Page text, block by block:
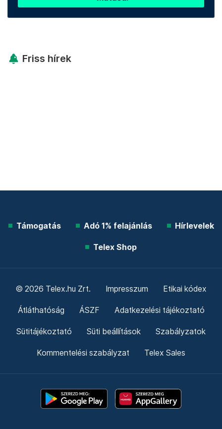
Friss hírek
Támogatás Adó 1% felajánlás Hírlevelek
Telex Shop
© 2026 Telex.hu Zrt. Impresszum Etikai kódex
Átláthatóság ÁSZF Adatkezelési tájékoztató
Sütitájékoztató Süti beállítások Szabályzatok
Kommentelési szabályzat Telex Sales